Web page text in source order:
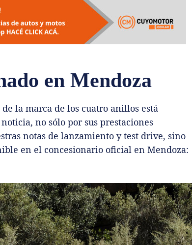
en Mendoza
la marca de los cuatro anillos está
no sólo por sus prestaciones
notas de lanzamiento y test drive, sino
en el concesionario oficial en Mendoza: